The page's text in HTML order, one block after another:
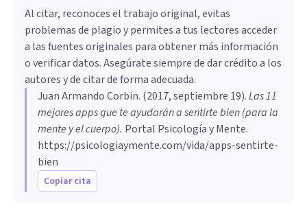
Al citar, reconoces el trabajo original, evitas
problemas de plagio y permites a tus lectores acceder
a las fuentes originales para obtener más información
o verificar datos. Asegúrate siempre de dar crédito a los
autores y de citar de forma adecuada.
Juan Armando Corbin. (2017, septiembre 19).Las 11
mejores apps que te ayudarán a sentirte bien (para la
mente y el cuerpo). Portal Psicología y Mente.
https://psicologiaymente.com/vida/apps-sentirte-
bien
Copiar cita